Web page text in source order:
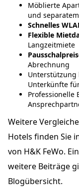
Möblierte
und
Schnelles
Flexible
Langzeitmiete
Abrechnung
Unterkünfte
Professionelle
Weitere
Hotels finden Sie
von H&K FeWo.
weitere Beiträge
Blogübersicht.